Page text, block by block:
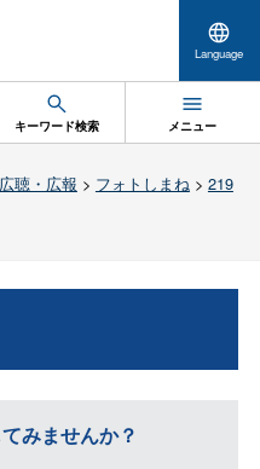
Language
キーワード検索 メニュー
広聴・広報 > フォトしまね> 219
みませんか？